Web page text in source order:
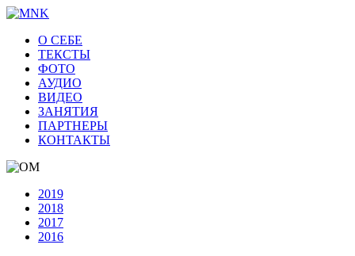
О СЕБЕ
ТЕКСТЫ
ФОТО
АУДИО
ВИДЕО
ЗАНЯТИЯ
ПАРТНЕРЫ
КОНТАКТЫ
2019
2018
2017
2016